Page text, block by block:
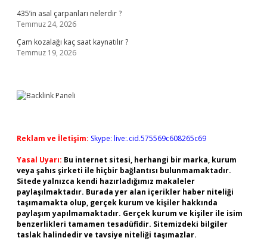
435’in asal çarpanları nelerdir ?
Temmuz 24, 2026
Çam kozalağı kaç saat kaynatılır ?
Temmuz 19, 2026
Reklam ve İletişim: Skype: live:.cid.575569c608265c69
Yasal Uyarı: Bu internet sitesi, herhangi bir marka, kurum
veya şahıs şirketi ile hiçbir bağlantısı bulunmamaktadır.
Sitede yalnızca kendi hazırladığımız makaleler
paylaşılmaktadır. Burada yer alan içerikler haber niteliği
taşımamakta olup, gerçek kurum ve kişiler hakkında
paylaşım yapılmamaktadır. Gerçek kurum ve kişiler ile isim
benzerlikleri tamamen tesadüfidir. Sitemizdeki bilgiler
taslak halindedir ve tavsiye niteliği taşımazlar.